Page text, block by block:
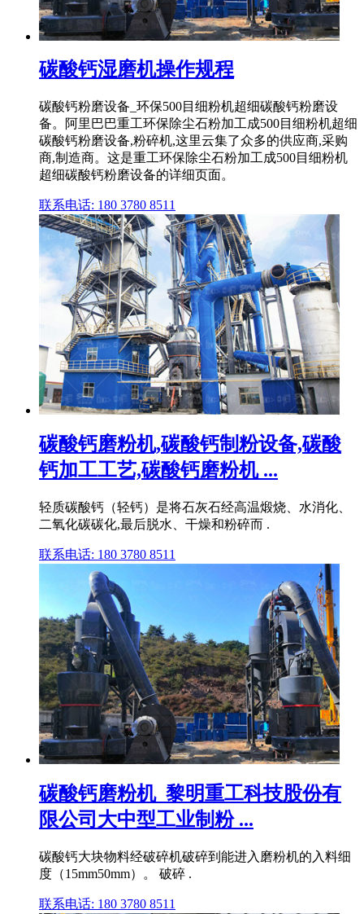
碳酸钙湿磨机操作规程
碳酸钙粉磨设备_环保500目细粉机超细碳酸钙粉磨设
备。阿里巴巴重工环保除尘石粉加工成500目细粉机超细
碳酸钙粉磨设备,粉碎机,这里云集了众多的供应商,采购
商,制造商。这是重工环保除尘石粉加工成500目细粉机
超细碳酸钙粉磨设备的详细页面。
联系电话: 180 3780 8511
碳酸钙磨粉机,碳酸钙制粉设备,碳酸
钙加工工艺,碳酸钙磨粉机 ...
轻质碳酸钙（轻钙）是将石灰石经高温煅烧、水消化、
二氧化碳碳化,最后脱水、干燥和粉碎而 .
联系电话: 180 3780 8511
碳酸钙磨粉机_黎明重工科技股份有
限公司大中型工业制粉 ...
碳酸钙大块物料经破碎机破碎到能进入磨粉机的入料细
度（15mm50mm）。 破碎 .
联系电话: 180 3780 8511